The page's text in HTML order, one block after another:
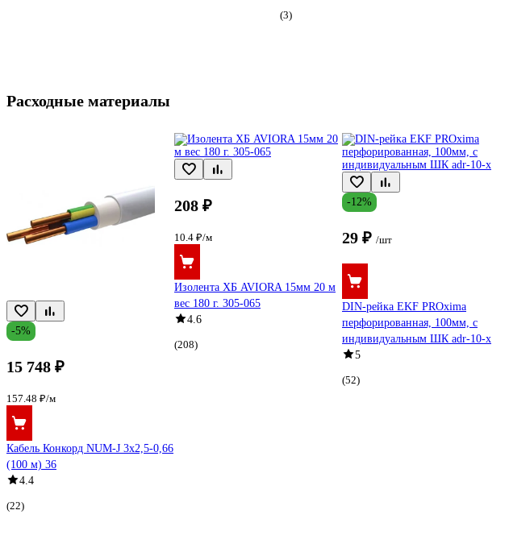
(3)
Расходные материалы
-5%
15 748 ₽
157.48 ₽/м
Кабель Конкорд NUM-J 3х2,5-0,66
(100 м) 36
4.4
(22)
208 ₽
10.4 ₽/м
Изолента ХБ AVIORA 15мм 20 м
вес 180 г. 305-065
4.6
(208)
-12%
29 ₽ /шт
DIN-рейка EKF PROxima
перфорированная, 100мм, с
индивидуальным ШК adr-10-x
5
(52)